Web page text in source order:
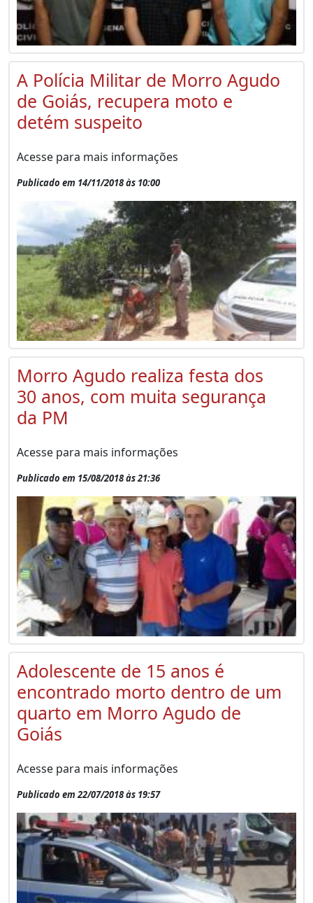
A Polícia Militar de Morro Agudo
de Goiás, recupera moto e
detém suspeito
Acesse para mais informações
Publicado em 14/11/2018 às 10:00
Morro Agudo realiza festa dos
30 anos, com muita segurança
da PM
Acesse para mais informações
Publicado em 15/08/2018 às 21:36
Adolescente de 15 anos é
encontrado morto dentro de um
quarto em Morro Agudo de
Goiás
Acesse para mais informações
Publicado em 22/07/2018 às 19:57